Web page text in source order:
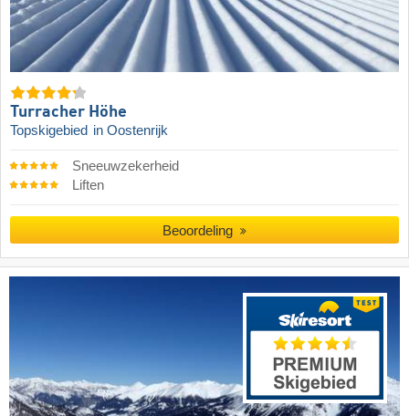
Turracher Höhe
Topskigebied in Oostenrijk
Sneeuwzekerheid
Liften
Beoordeling